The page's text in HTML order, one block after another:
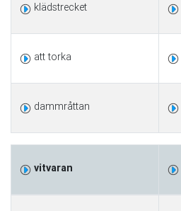
klädstrecket
att torka
dammråttan
vitvaran